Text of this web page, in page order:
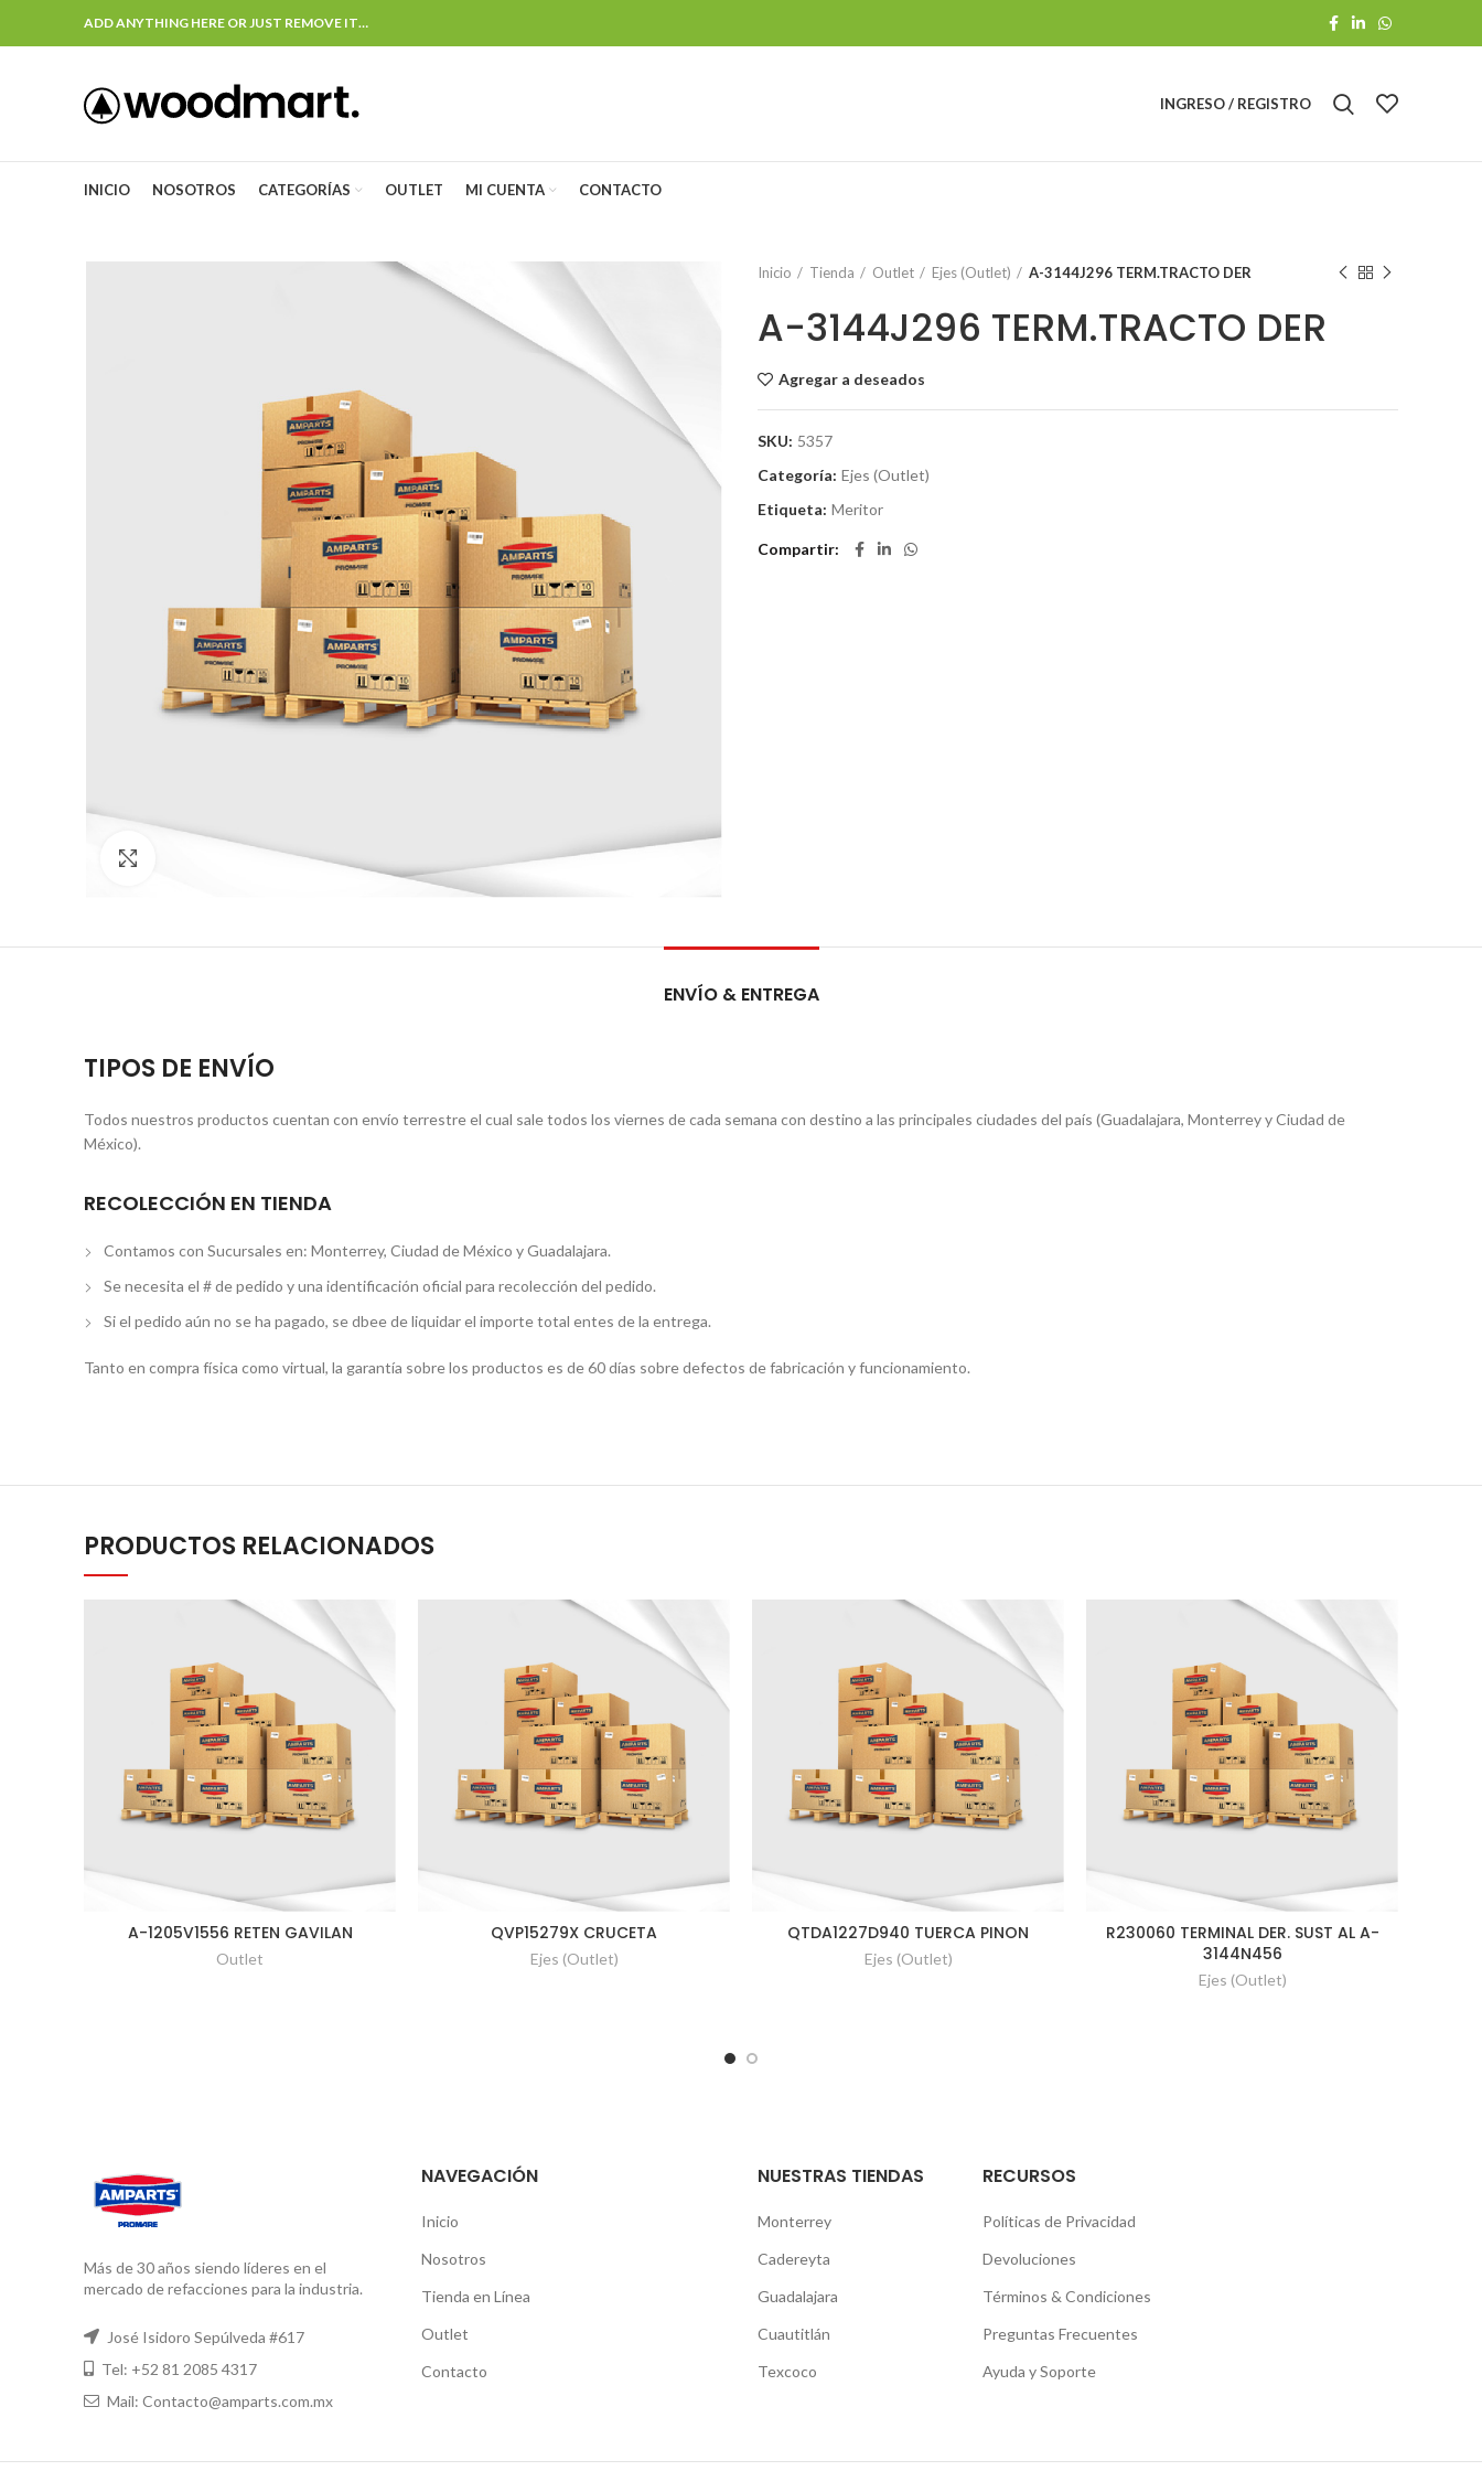
ADD ANYTHING HERE OR JUST REMOVE IT…
INGRESO / REGISTRO
INICIO NOSOTROS CATEGORÍAS OUTLET MI CUENTA CONTACTO
Inicio Tienda Outlet Ejes (Outlet) A-3144J296 TERM.TRACTO DER
A-3144J296 TERM.TRACTO DER
Agregar a deseados
SKU: 5357
Categoría: Ejes (Outlet)
Etiqueta: Meritor
Compartir
ENVÍO & ENTREGA
TIPOS DE ENVÍO
Todos nuestros productos cuentan con envío terrestre el cual sale todos los viernes de cada semana con destino a las principales ciudades del país (Guadalajara, Monterrey y Ciudad de
México).
RECOLECCIÓN EN TIENDA
Contamos con Sucursales en: Monterrey, Ciudad de México y Guadalajara.
Se necesita el # de pedido y una identificación oficial para recolección del pedido.
Si el pedido aún no se ha pagado, se dbee de liquidar el importe total entes de la entrega.
Tanto en compra física como virtual, la garantía sobre los productos es de 60 días sobre defectos de fabricación y funcionamiento.
PRODUCTOS RELACIONADOS
A-1205V1556 RETEN GAVILAN
Outlet
QVP15279X CRUCETA
Ejes (Outlet)
QTDA1227D940 TUERCA PINON
Ejes (Outlet)
R230060 TERMINAL DER. SUST AL A-
3144N456
Ejes (Outlet)
Más de 30 años siendo líderes en el
mercado de refacciones para la industria.
José Isidoro Sepúlveda #617
Tel: +52 81 2085 4317
Mail: Contacto@amparts.com.mx
NAVEGACIÓN
Inicio
Nosotros
Tienda en Línea
Outlet
Contacto
NUESTRAS TIENDAS
Monterrey
Cadereyta
Guadalajara
Cuautitlán
Texcoco
RECURSOS
Políticas de Privacidad
Devoluciones
Términos & Condiciones
Preguntas Frecuentes
Ayuda y Soporte